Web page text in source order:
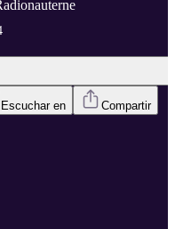
Escuchar en Compartir